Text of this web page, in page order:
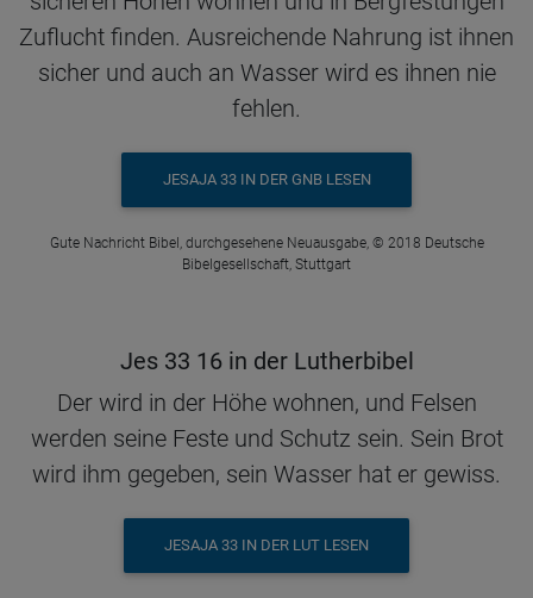
Zuflucht finden. Ausreichende Nahrung ist ihnen
sicher und auch an Wasser wird es ihnen nie
fehlen.
JESAJA 33 IN DER GNB LESEN
Gute Nachricht Bibel, durchgesehene Neuausgabe, © 2018 Deutsche
Bibelgesellschaft, Stuttgart
Jes 33 16 in der Lutherbibel
Der wird in der Höhe wohnen, und Felsen
werden seine Feste und Schutz sein. Sein Brot
wird ihm gegeben, sein Wasser hat er gewiss.
JESAJA 33 IN DER LUT LESEN